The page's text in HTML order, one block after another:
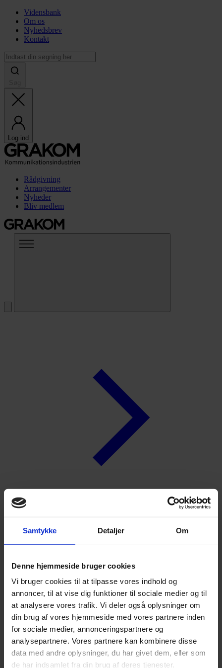
Samtykke Detaljer Om
Denne hjemmeside bruger cookies
Vi bruger cookies til at tilpasse vores indhold og
annoncer, til at vise dig funktioner til sociale medier og til
at analysere vores trafik. Vi deler også oplysninger om
din brug af vores hjemmeside med vores partnere inden
for sociale medier, annonceringspartnere og
analysepartnere. Vores partnere kan kombinere disse
data med andre oplysninger, du har givet dem, eller som
de har indsamlet fra din brug af deres tjenester.
Vidensbank
Om os
Nyhedsbrev
Kontakt
Log ind
Rådgivning
Arrangementer
Nyheder
Bliv medlem
Forside
Uddannelse
Uddannelse
GRAKOM yder rådgivning om alle typer uddannelser og
uddannelsesforhold, herunder om elever og lærlinge,
erhvervsuddannelser, praktikanter i lønnet og ulønnet praktik og
trainees. Det er både generel rådgivning inden for fx mediegrafiker-,
grafisk tekniker- og kontoruddannelserne og specifik rådgivning om
et konkret uddannelsesforhold som f.eks. lærlingeløn, skoleophold,
sygdom, forlængelse af uddannelsesaftale, erkendtlighed til
praktikanter ved ulønnet praktik osv.